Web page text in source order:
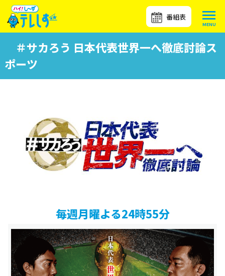
番組表
＃サカろう 日本代表世界一へ徹底討論ス
ポーツ
毎週月曜よる24時55分